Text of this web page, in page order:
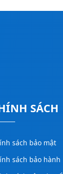
SÁCH
sách bảo mật
sách bảo hành